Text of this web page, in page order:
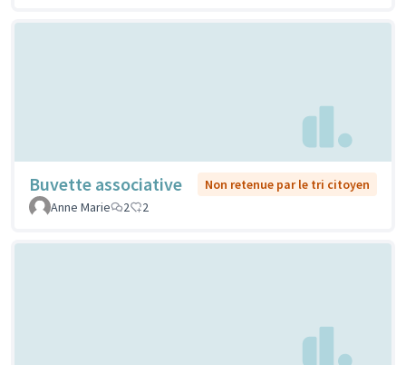
Buvette associative
Non retenue par le tri citoyen
Anne Marie
2 2